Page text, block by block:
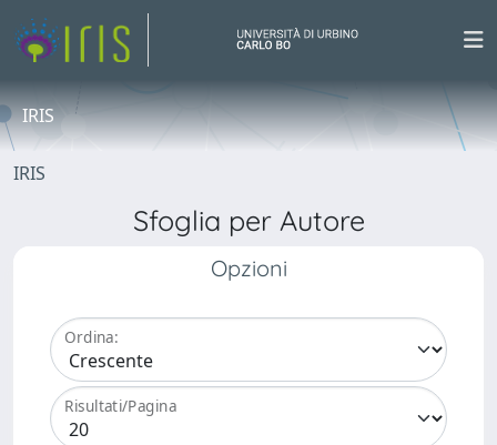
IRIS
IRIS
Sfoglia per Autore
Opzioni
Ordina:
Risultati/Pagina